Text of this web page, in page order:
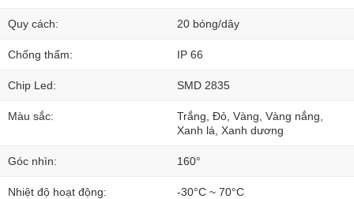
Quy cách: 20 bóng/dây
Chống thấm: IP 66
Chip Led: SMD 2835
Màu sắc:
Trắng, Đỏ, Vàng, Vàng nắng,
Xanh lá, Xanh dương
Góc nhìn: 160°
Nhiệt độ hoạt động: -30°C ~ 70°C